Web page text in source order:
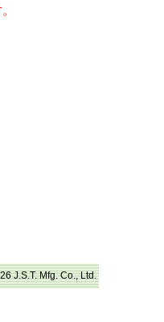
J.S.T. Mfg. Co., Ltd.